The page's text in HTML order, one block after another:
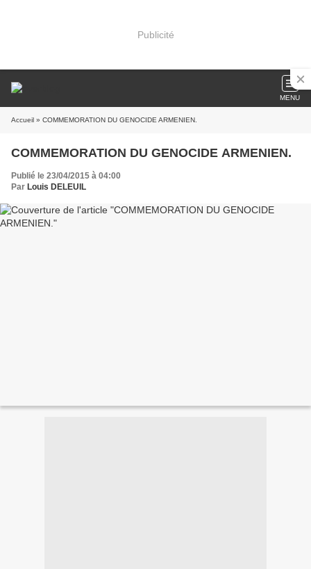
Publicité
MENU
Accueil » COMMEMORATION DU GENOCIDE ARMENIEN.
COMMEMORATION DU GENOCIDE ARMENIEN.
Publié le 23/04/2015 à 04:00
Par Louis DELEUIL